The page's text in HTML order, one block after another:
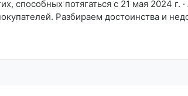
способных потягаться с 21 мая 2024
Разбираем достоинства и